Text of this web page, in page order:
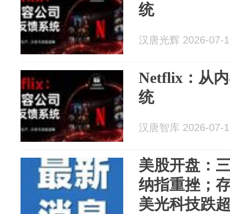
统
汉唐光辉 2026-07-
Netflix：从
统
汉唐智库 2026-07-
美股开盘：
纳指重挫；
美光科技跌